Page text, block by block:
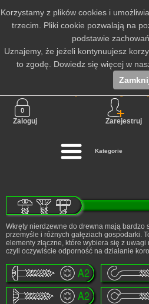
Nie jesteś
Zaloguj Zarejestruj
Kategorie
Wkręty nierdzewne do drewna mają bardzo
przemyśle i różnych gałęziach gospodarki.
elementy złączne, które wybiera się z
czyli oczywiście odporność na działanie
Korzystamy z plików cookies i
trzecim. Pliki cookie pozwalają na
podstawie
Uznajemy, że jeżeli kontynuujesz
to zgodę. Dowiedz się więcej w